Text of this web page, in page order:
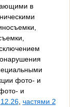
в
фото- и
и
12.26, частями 2